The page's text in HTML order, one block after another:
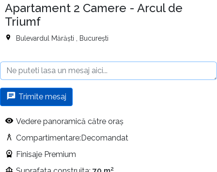
Apartament 2 Camere - Arcul de
Triumf
Bulevardul Mărăști , București
Trimite mesaj
Vedere panoramică către oraș
Compartimentare:Decomandat
Finisaje Premium